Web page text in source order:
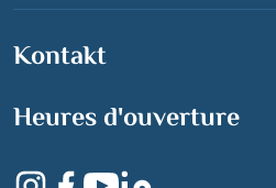
Kontakt
Heures d'ouverture